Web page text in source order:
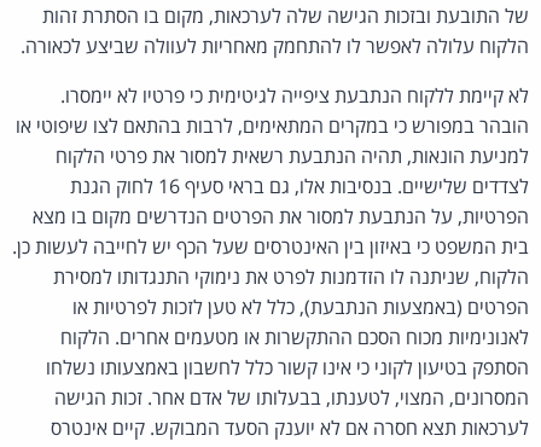
של התובעת ובזכות הגישה שלה לערכאות, מקום בו הסתרת זהות
הלקוח עלולה לאפשר לו להתחמק מאחריות לעוולה שביצע לכאורה.
לא קיימת ללקוח הנתבעת ציפייה לגיטימית כי פרטיו לא יימסרו.
הובהר במפורש כי במקרים המתאימים, לרבות בהתאם לצו שיפוטי או
למניעת הונאות, תהיה הנתבעת רשאית למסור את פרטי הלקוח
לצדדים שלישיים. בנסיבות אלו, גם בראי סעיף 16 לחוק הגנת
הפרטיות, על הנתבעת למסור את הפרטים הנדרשים מקום בו מצא
בית המשפט כי באיזון בין האינטרסים שעל הכף יש לחייבה לעשות כן.
הלקוח, שניתנה לו הזדמנות לפרט את נימוקי התנגדותו למסירת
הפרטים (באמצעות הנתבעת), כלל לא טען לזכות לפרטיות או
לאנונימיות מכוח הסכם ההתקשרות או מטעמים אחרים. הלקוח
הסתפק בטיעון לקוני כי אינו קשור כלל לחשבון באמצעותו נשלחו
המסרונים, המצוי, לטענתו, בבעלותו של אדם אחר. זכות הגישה
לערכאות תצא חסרה אם לא יוענק הסעד המבוקש. קיים אינטרס